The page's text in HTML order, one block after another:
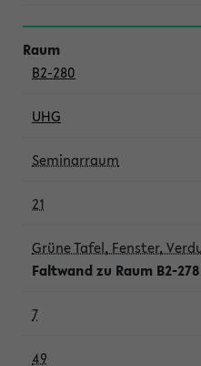
B2-280
UHG
Seminarraum
21
Grüne Tafel, Fenster,
Faltwand zu Raum B2-278
7
49